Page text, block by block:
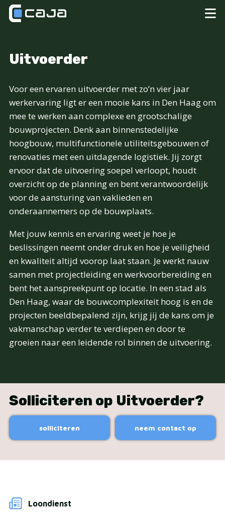
Uitvoerder
Voor een ervaren uitvoerder met zo’n vier jaar
werkervaring ligt er een mooie kans in Den Haag om
mee te werken aan complexe en grootschalige
bouwprojecten. Denk aan binnenstedelijke
hoogbouw, multifunctionele utiliteitsgebouwen of
renovaties met een uitdagende logistiek. Jij zorgt
ervoor dat de uitvoering soepel verloopt, houdt
overzicht op de planning en bent verantwoordelijk
voor de aansturing van vaklieden en
onderaannemers op de bouwplaats.
Met jouw kennis en ervaring weet je hoe je
beslissingen neemt onder druk en hoe je veiligheid
en kwaliteit altijd voorop laat staan. Je werkt nauw
samen met projectleiding en werkvoorbereiding en
bent het aanspreekpunt op locatie. In een stad als
Den Haag, waar de bouwcomplexiteit hoog is en de
projecten beeldbepalend zijn, krijg jij de kans om je
vakmanschap verder te verdiepen en door te
groeien naar een leidende rol binnen de uitvoering.
Solliciteren op Uitvoerder?
solliciteren neem contact op
Loondienst